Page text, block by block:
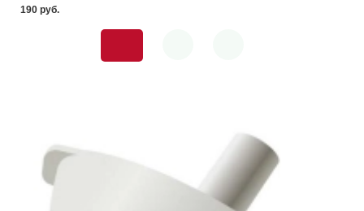
190 pуб.